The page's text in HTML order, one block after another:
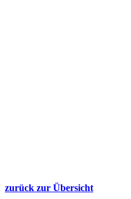
zurück zur Übersicht